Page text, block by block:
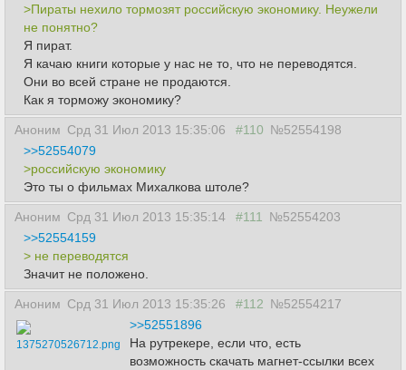
>Пираты нехило тормозят российскую экономику. Неужели
не понятно?
Я пират.
Я качаю книги которые у нас не то, что не переводятся.
Они во всей стране не продаются.
Как я торможу экономику?
Аноним Срд 31 Июл 2013 15:35:06 #110 №52554198
>>52554079
>российскую экономику
Это ты о фильмах Михалкова штоле?
Аноним Срд 31 Июл 2013 15:35:14 #111
№52554203
>>52554159
> не переводятся
Значит не положено.
Аноним Срд 31 Июл 2013 15:35:26 #112 №52554217
1375270526712.png
>>52551896
На рутрекере, если что, есть
возможность скачать магнет-ссылки всех